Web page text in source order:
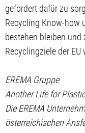
gefordert dafür zu
Recycling Know-how
bestehen bleiben und
Recyclingziele der
EREMA Gruppe
Another Life for
Die EREMA
österreichischen